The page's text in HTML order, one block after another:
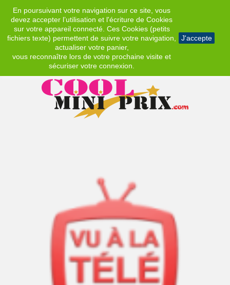
En poursuivant votre navigation sur ce site, vous
devez accepter l’utilisation et l'écriture de Cookies
sur votre appareil connecté. Ces Cookies (petits
fichiers texte) permettent de suivre votre navigation,
actualiser votre panier,
vous reconnaître lors de votre prochaine visite et
sécuriser votre connexion.
J'accepte
EUR